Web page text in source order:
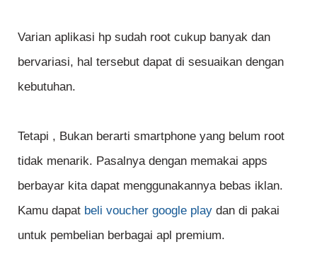
Varian aplikasi hp sudah root cukup banyak dan
bervariasi, hal tersebut dapat di sesuaikan dengan
kebutuhan.
Tetapi , Bukan berarti smartphone yang belum root
tidak menarik. Pasalnya dengan memakai apps
berbayar kita dapat menggunakannya bebas iklan.
Kamu dapat beli voucher google play dan di pakai
untuk pembelian berbagai apl premium.